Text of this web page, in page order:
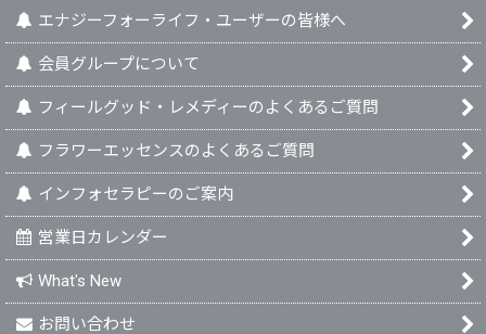
エナジーフォーライフ・ユーザーの皆様へ
会員グループについて
フィールグッド・レメディーのよくあるご質問
フラワーエッセンスのよくあるご質問
インフォセラピーのご案内
営業日カレンダー
What's New
お問い合わせ